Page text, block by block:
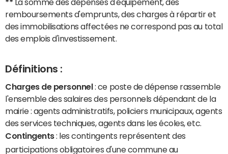
** La somme des dépenses d'équipement, des
remboursements d'emprunts, des charges à répartir et
des immobilisations affectées ne correspond pas au total
des emplois d'investissement.
Définitions :
Charges de personnel : ce poste de dépense rassemble
l'ensemble des salaires des personnels dépendant de la
mairie : agents administratifs, policiers municipaux, agents
des services techniques, agents dans les écoles, etc.
Contingents: les contingents représentent des
participations obligatoires d'une commune au